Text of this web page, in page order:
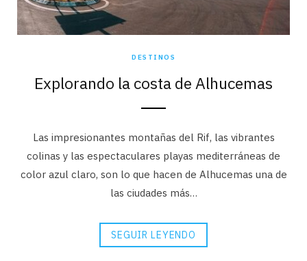
DESTINOS
Explorando la costa de Alhucemas
Las impresionantes montañas del Rif, las vibrantes
colinas y las espectaculares playas mediterráneas de
color azul claro, son lo que hacen de Alhucemas una de
las ciudades más…
SEGUIR LEYENDO